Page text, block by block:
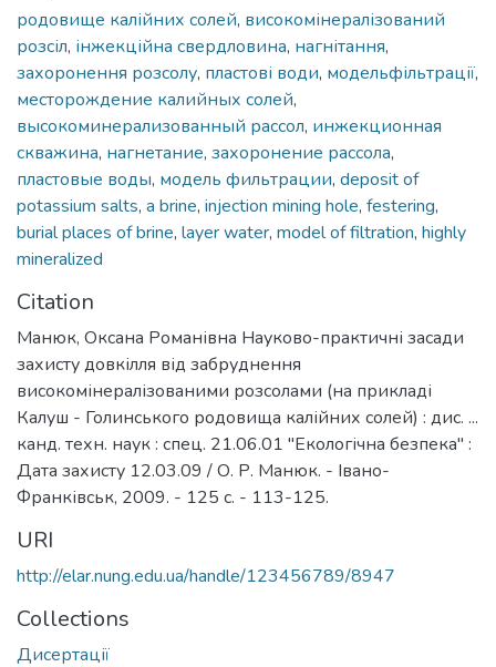
родовище калійних солей, високомінералізований
розсіл, інжекційна свердловина, нагнітання,
захоронення розсолу, пластові води, модельфільтрації,
месторождение калийных солей,
высокоминерализованный рассол, инжекционная
скважина, нагнетание, захоронение рассола,
пластовые воды, модель фильтрации, deposit of
potassium salts, a brine, injection mining hole, festering,
burial places of brine, layer water, model of filtration, highly
mineralized
Citation
Манюк, Оксана Романівна Науково-практичні засади
захисту довкілля від забруднення
високомінералізованими розсолами (на прикладі
Калуш - Голинського родовища калійних солей) : дис. ...
канд. техн. наук : спец. 21.06.01 "Екологічна безпека" :
Дата захисту 12.03.09 / О. Р. Манюк. - Івано-
Франківськ, 2009. - 125 с. - 113-125.
URI
http://elar.nung.edu.ua/handle/123456789/8947
Collections
Дисертації